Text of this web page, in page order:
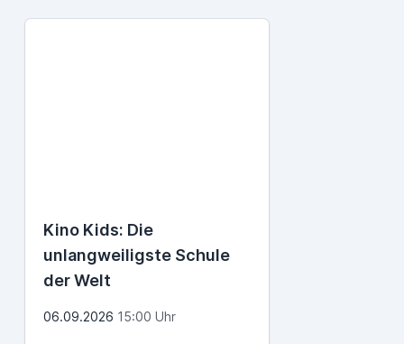
Kino Kids: Die
unlangweiligste Schule
der Welt
06.09.2026 15:00 Uhr